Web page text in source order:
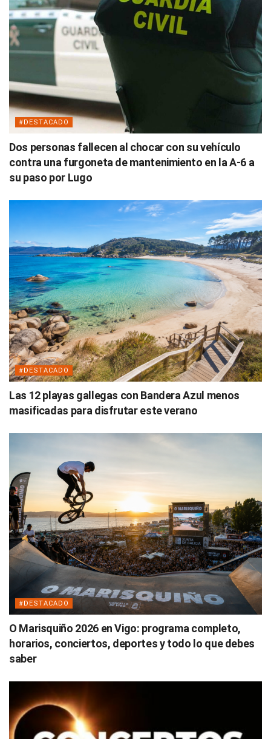
#DESTACADO
Dos personas fallecen al chocar con su vehículo
contra una furgoneta de mantenimiento en la A-6 a
su paso por Lugo
#DESTACADO
Las 12 playas gallegas con Bandera Azul menos
masificadas para disfrutar este verano
#DESTACADO
O Marisquiño 2026 en Vigo: programa completo,
horarios, conciertos, deportes y todo lo que debes
saber